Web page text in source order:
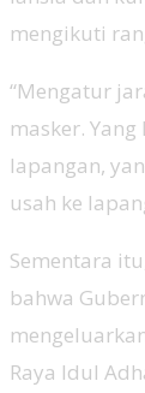
mengikuti
“Mengatur
masker.
lapangan,
usah ke
Sementara
bahwa
Raya Idul